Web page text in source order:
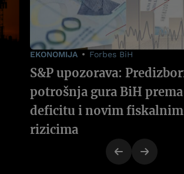
EKONOMIJA Forbes BiH
S&P upozorava:
potrošnja gura BiH prema
deficitu i novim fiskalnim
rizicima